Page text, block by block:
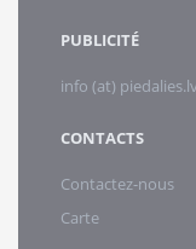
PUBLICITÉ
info (at) piedalies.lv
CONTACTS
Contactez-nous
Carte